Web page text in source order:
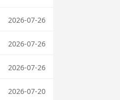
2026-07-26
2026-07-26
2026-07-26
2026-07-20